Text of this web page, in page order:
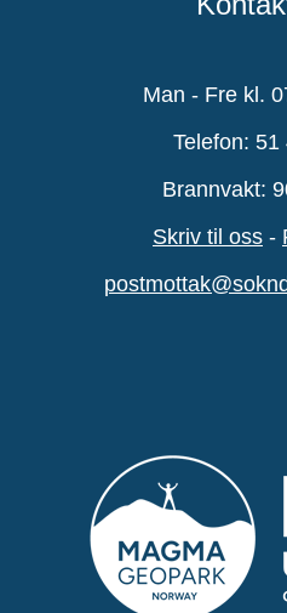
Man - Fre kl.
Telefon: 51
Brannvakt:
Skriv til oss -